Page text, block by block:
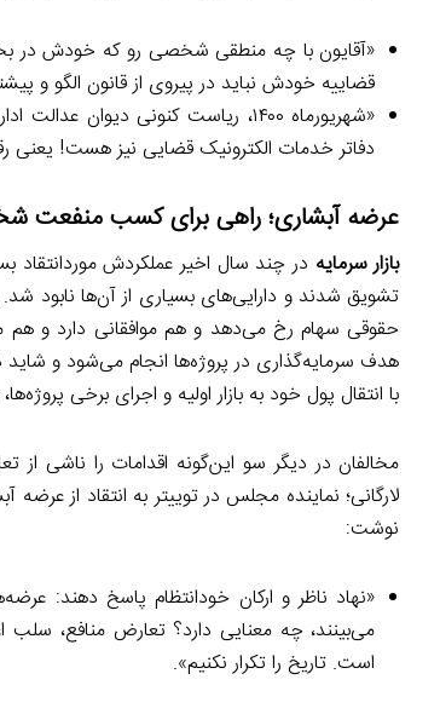
«آقایون با چه منطقی شخصی رو که خودش
قضاییه خودش نباید در پیروی از قانون الگو و
«شهریورماه ۱۴۰۰، ریاست کنونی
دفاتر خدمات الکترونیک قضایی نیز هست! یعنی
عرضه آبشاری؛ راهی برای کسب منفعت
بازار سرمایه در چند سال اخیر عملکردش موردانتقاد
تشویق شدند و دارایی‌های بسیاری از آن‌ها نابود
حقوقی سهام رخ می‌دهد و هم موافقانی دارد و هم
هدف سرمایه‌گذاری در پروژه‌ها انجام می‌شود و
با انتقال پول خود به بازار اولیه و اجرای برخی
مخالفان در دیگر سو این‌گونه اقدامات را ناشی
لارگانی؛ نماینده مجلس در توییتر به انتقاد از
نوشت:
می‌بینند، چه معنایی دارد؟ تعارض منافع،
است. تاریخ را تکرار نکنیم».